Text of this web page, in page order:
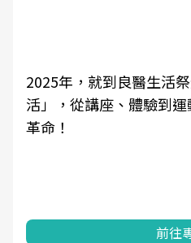
2025年，就到良醫生活
活」，從講座、體驗到
革命！
前往